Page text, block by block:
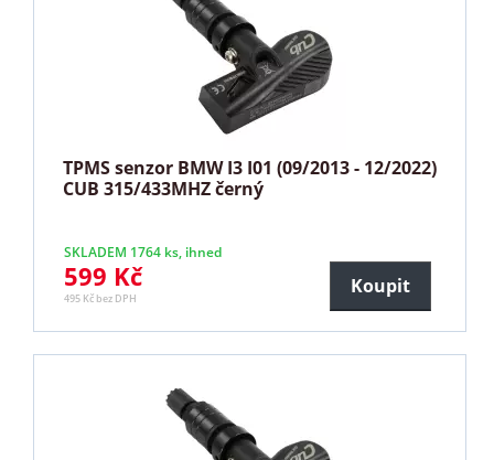
TPMS senzor BMW I3 I01 (09/2013 - 12/2022)
CUB 315/433MHZ černý
SKLADEM 1764 ks, ihned
599 Kč
495 Kč bez DPH
Koupit